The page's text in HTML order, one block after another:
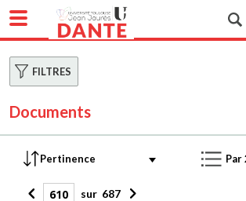
FILTRES
Documents
sur 687